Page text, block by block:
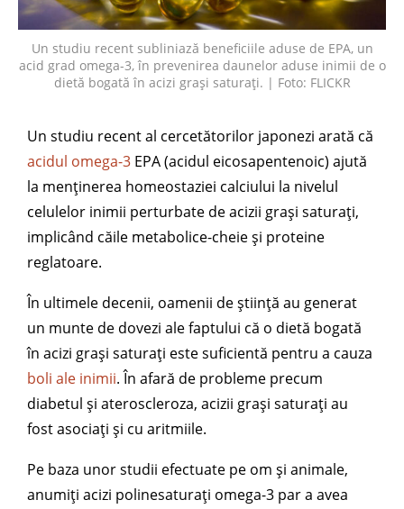
Un studiu recent subliniază beneficiile aduse de EPA, un
acid grad omega-3, în prevenirea daunelor aduse inimii de o
dietă bogată în acizi grași saturați. | Foto: FLICKR
Un studiu recent al cercetătorilor japonezi arată că
acidul omega-3 EPA (acidul eicosapentenoic) ajută
la menținerea homeostaziei calciului la nivelul
celulelor inimii perturbate de acizii grași saturați,
implicând căile metabolice-cheie și proteine
reglatoare.
În ultimele decenii, oamenii de știință au generat
un munte de dovezi ale faptului că o dietă bogată
în acizi grași saturați este suficientă pentru a cauza
boli ale inimii. În afară de probleme precum
diabetul și ateroscleroza, acizii grași saturați au
fost asociați și cu aritmiile.
Pe baza unor studii efectuate pe om și animale,
anumiți acizi polinesaturați omega-3 par a avea